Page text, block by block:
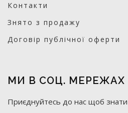
Контакти
Знято з продажу
Договір публічної оферти
МИ В СОЦ. МЕРЕЖАХ
Приєднуйтесь до нас щоб знати